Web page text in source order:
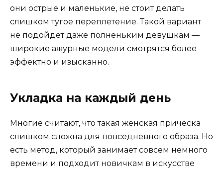
они острые и маленькие, не стоит делать
слишком тугое переплетение. Такой вариант
не подойдет даже полненьким девушкам —
широкие ажурные модели смотрятся более
эффектно и изысканно.
Укладка на каждый день
Многие считают, что такая женская прическа
слишком сложна для повседневного образа. Но
есть метод, который занимает совсем немного
времени и подходит новичкам в искусстве